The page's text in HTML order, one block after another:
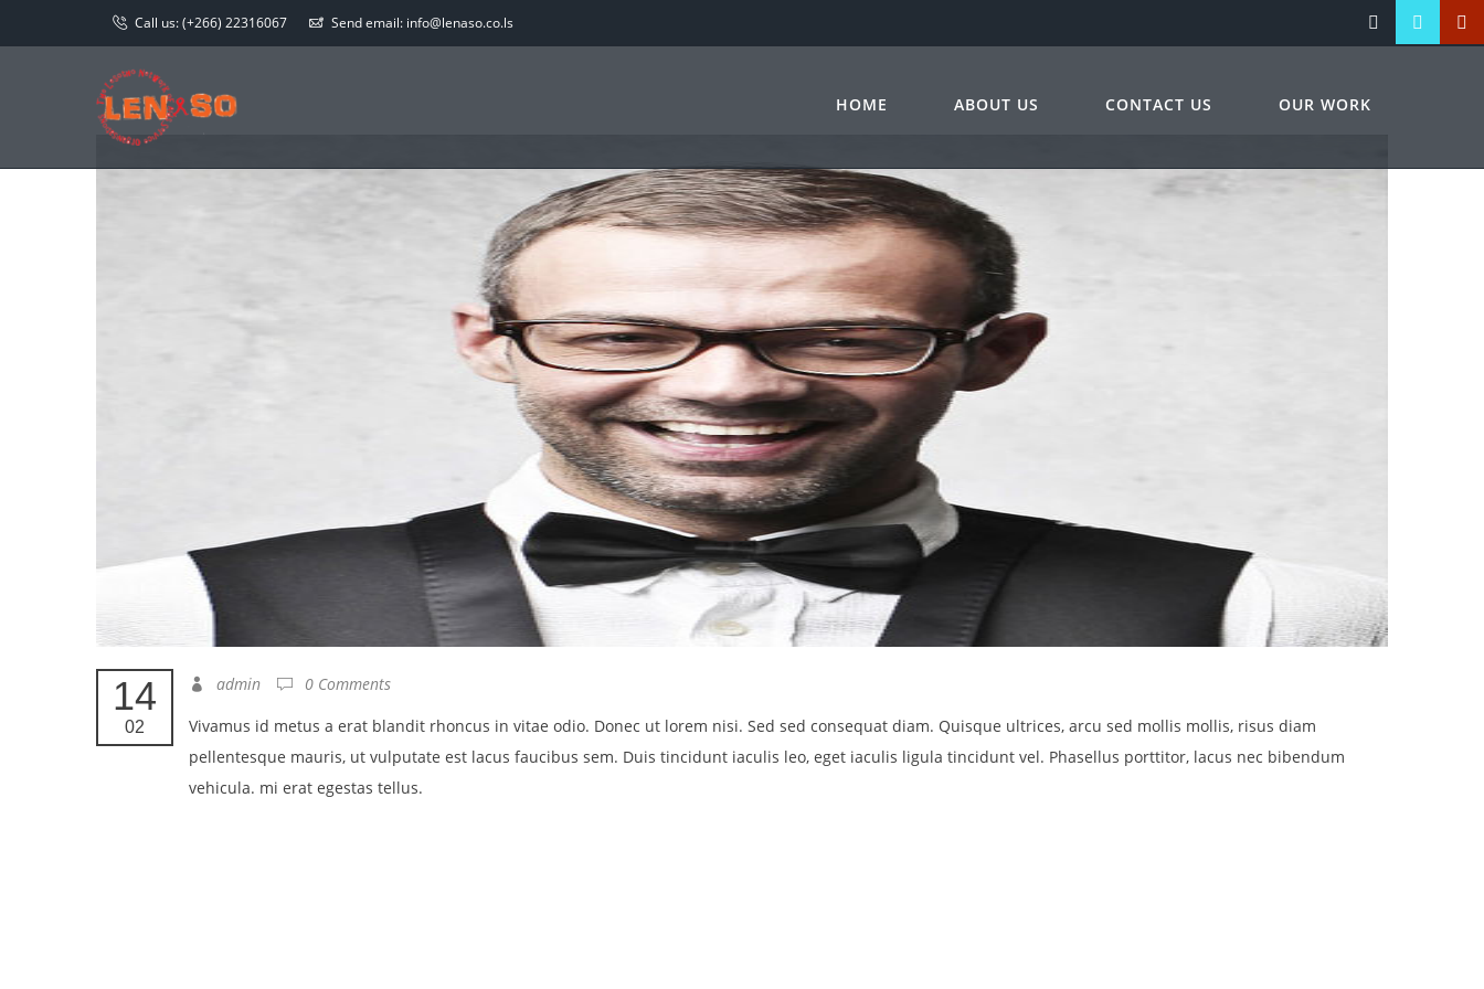
Call us:(+266) 22316067 Send email: info@lenaso.co.ls
HOME ABOUT US CONTACT US OUR WORK
14
02
admin
0 Comments
Vivamus id metus a erat blandit rhoncus in vitae odio. Donec ut lorem nisi. Sed sed consequat diam. Quisque ultrices, arcu sed mollis mollis, risus diam
pellentesque mauris, ut vulputate est lacus faucibus sem. Duis tincidunt iaculis leo, eget iaculis ligula tincidunt vel. Phasellus porttitor, lacus nec bibendum
vehicula. mi erat egestas tellus.